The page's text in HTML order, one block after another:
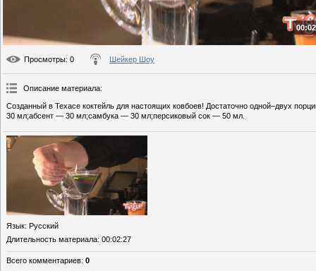
Просмотры: 0 Шейкер Шоу
Описание материала:
Созданный в Техасе коктейль для настоящих ковбоев! Достаточно одной–двух
30 мл;абсент — 30 мл;самбука — 30 мл;персиковый сок — 50 мл.
Язык: Русский
Длительность материала: 00:02:27
Всего комментариев: 0